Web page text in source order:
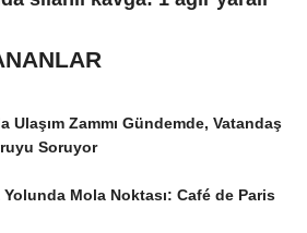
Ulaşım Zammı Gündemde, Vatandaş
Soruyor
Mola Noktası: Café de Paris